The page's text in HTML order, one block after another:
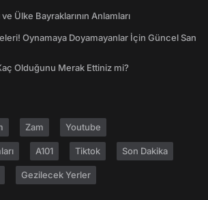
Ülke Bayraklarının Anlamları
Oynamaya Doyamayanlar İçin Güncel San
Olduğunu Merak Ettiniz mi?
Zam Youtube
A101 Tiktok Son Dakika
Gezilecek Yerler